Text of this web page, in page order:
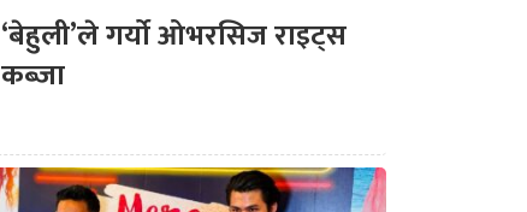
‘बेहुली’ले गर्यो ओभरसिज राइट्स
कब्जा